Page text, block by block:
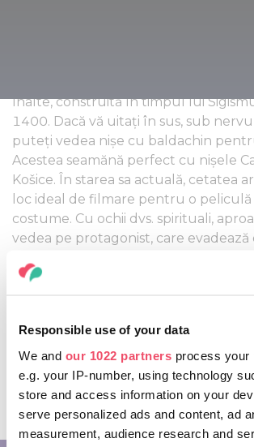
Responsible use of your data
We and our 1022 partners process your
e.g. your IP-number, using technology
store and access information on your
serve personalized ads and content, ad
measurement, audience research and
Peristilul aripii femeilor se deschide
renascentistă. În aripa bărbaților,
numele de palatul vechi, se găsește
Aceasta se deschide către o capelă
înalte, construită în timpul lui
1400. Dacă vă uitați în sus, sub
puteți vedea nișe cu baldachin
Acestea seamănă perfect cu nișele
Košice. În starea sa actuală, cetatea
loc ideal de filmare pentru o peliculă
costume. Cu ochii dvs. spirituali,
vedea pe protagonist, care
protecție pereților exteriori împotriva
grifon, ca animal de blazon, apar în
în cetate. Dacă călătoriți în zonă,
pe la Füzér: nu veți uita niciodată
deschide în fața Dvs. de pe parapetul